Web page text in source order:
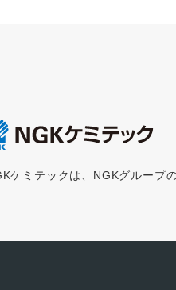
ケミテックは、NGKグループ